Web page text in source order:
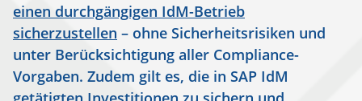
einen durchgängigen IdM-Betrieb
sicherzustellen – ohne Sicherheitsrisiken und
unter Berücksichtigung aller Compliance-
Vorgaben. Zudem gilt es, die in SAP IdM